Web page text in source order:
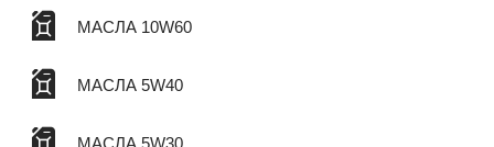
МАСЛА 10W60
МАСЛА 5W40
МАСЛА 5W30